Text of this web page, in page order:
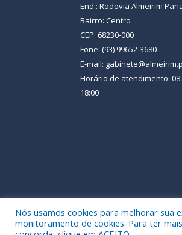
End.: Rodovia Almeirim
Bairro: Centro
CEP: 68230-000
Fone: (93) 99652-3680
E-mail:
Horário de atendimento:
18:00
Todos os direitos
Nós usamos cookies para melhorar sua
monitoramento de cookies. Para ter